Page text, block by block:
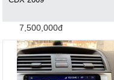
7,500,000đ